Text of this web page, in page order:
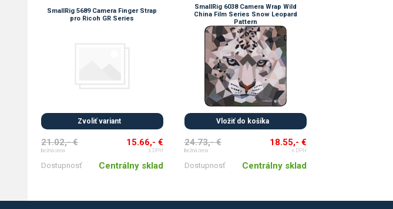
SmallRig 5689 Camera Finger Strap
pro Ricoh GR Series
Zvoliť variant
21.02,- €
bežná cena
15.66,- €
s DPH
Dostupnosť Centrálny sklad
SmallRig 6038 Camera Wrap Wild
China Film Series Snow Leopard
Pattern
Vložiť do košíka
24.73,- €
bežná cena
18.55,- €
s DPH
Dostupnosť Centrálny sklad